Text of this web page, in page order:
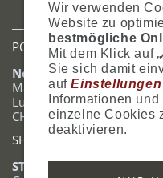
POSTADRESSE
Nostalgie- & Geschenk
Maja Schmid
Luzernerstrasse 14
CH-6353 Weggis
SHOWROOM
STANDORT:
Wir verwenden
Website zu
bestmögliche
Mit dem Klick auf
Sie sich damit
aufEinstellungen
Informationen
einzelne Cookies
deaktivieren.